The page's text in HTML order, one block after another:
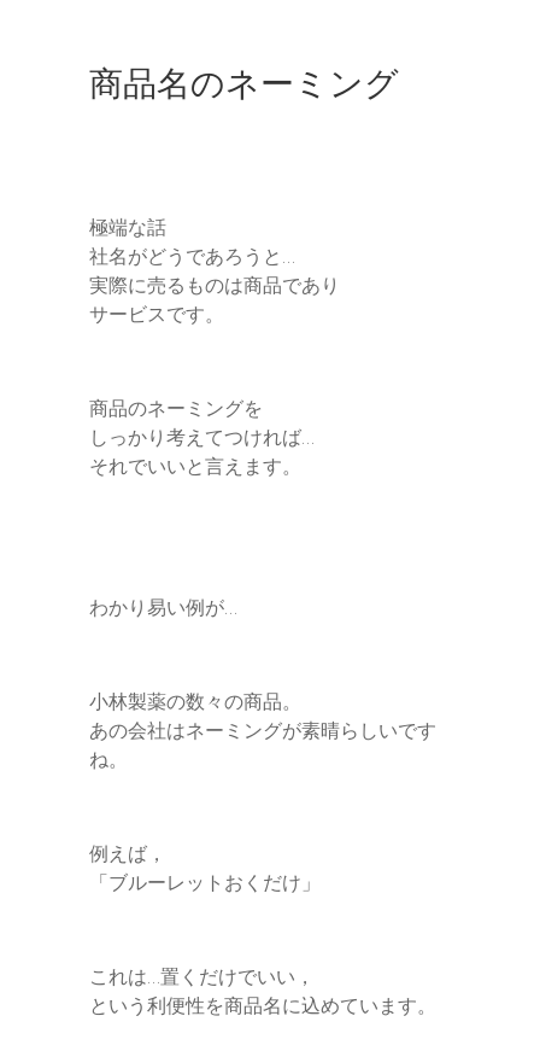
商品名のネーミング
極端な話
社名がどうであろうと…
実際に売るものは商品であり
サービスです。
商品のネーミングを
しっかり考えてつければ…
それでいいと言えます。
わかり易い例が…
小林製薬の数々の商品。
あの会社はネーミングが素晴らしいです
ね。
例えば，
「ブルーレットおくだけ」
これは…置くだけでいい，
という利便性を商品名に込めています。